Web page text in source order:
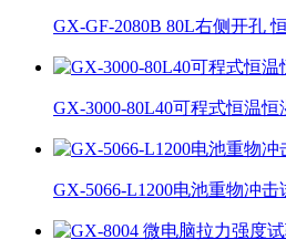
GX-GF-2080B 80L右侧开孔
GX-3000-80L40可程式恒温恒
GX-5066-L1200电池重物冲击